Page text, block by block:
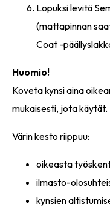
Lopuksi levitä
(mattapinnan
Coat -
Huomio!
Koveta kynsi aina
mukaisesti, jota käytät.
Värin kesto riippuu:
oikeasta
ilmasto-
kynsien